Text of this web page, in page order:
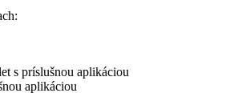
s príslušnou aplikáciou
aplikáciou